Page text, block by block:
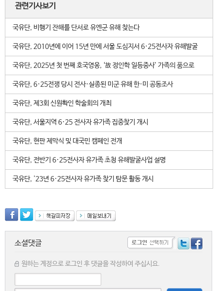
관련기사보기
국유단, 비행기 잔해를 단서로 유엔군 유해 찾는다
국유단, 2010년에 이어 15년 만에 서울 도심지서 6·25전사자 유해발굴
국유단, 2025년 첫 번째 호국영웅, ‘故 정인학 일등중사’ 가족의 품으로
국유단, 6·25전쟁 당시 전사·실종된 미군 유해 한·미 공동조사
국유단, 제3회 신원확인 학술회의 개최
국유단, 서울지역 6·25 전사자 유가족 집중찾기 개시
국유단, 현판 제막식 및 대국민 캠페인 전개
국유단, 전반기 6·25전사자 유가족 초청 유해발굴사업 설명
국유단, '23년 6·25전사자 유가족 찾기 탐문 활동 개시
소셜댓글
원하는 계정으로 로그인 후 댓글을 작성하여 주십시요.